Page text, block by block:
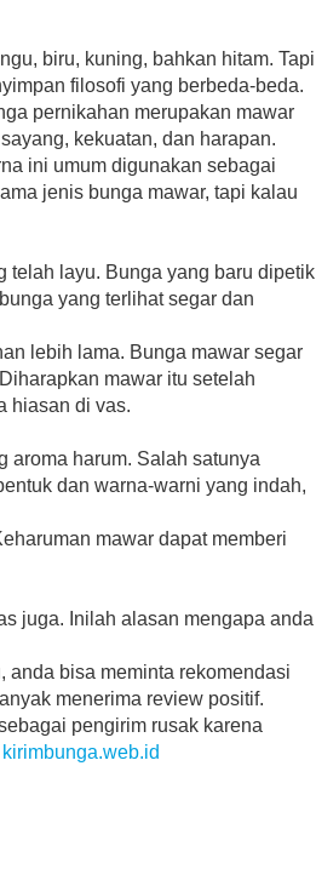
biru, kuning, bahkan hitam. Tapi
filosofi yang berbeda-beda.
pernikahan merupakan mawar
kekuatan, dan harapan.
ini umum digunakan sebagai
jenis bunga mawar, tapi kalau
telah layu. Bunga yang baru dipetik
yang terlihat segar dan
lebih lama. Bunga mawar segar
mawar itu setelah
hiasan di vas.
aroma harum. Salah satunya
dan warna-warni yang indah,
mawar dapat memberi
juga. Inilah alasan mengapa anda
anda bisa meminta rekomendasi
menerima review positif.
pengirim rusak karena
kirimbunga.web.id